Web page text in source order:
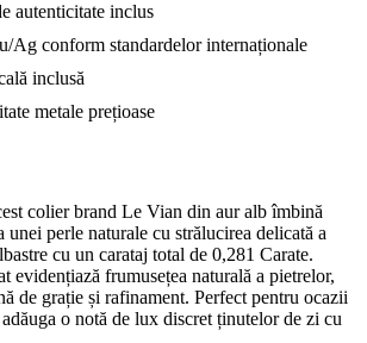
autenticitate inclus
Ag conform standardelor internaționale
inclusă
metale prețioase
colier brand Le Vian din aur alb îmbină
unei perle naturale cu strălucirea delicată a
cu un carataj total de 0,281 Carate.
evidențiază frumusețea naturală a pietrelor,
de grație și rafinament. Perfect pentru ocazii
o notă de lux discret ținutelor de zi cu